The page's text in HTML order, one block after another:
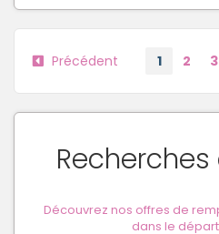
Précédent 1 2 3
Découvrez nos offres de
dans le